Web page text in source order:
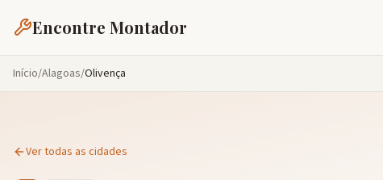
Encontre Montador
Início/Alagoas/Olivença
Ver todas as cidades